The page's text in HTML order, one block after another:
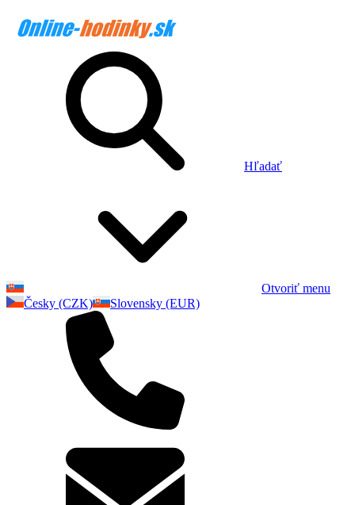
Hľadať
Otvoriť menu
Česky (CZK)
Slovensky (EUR)